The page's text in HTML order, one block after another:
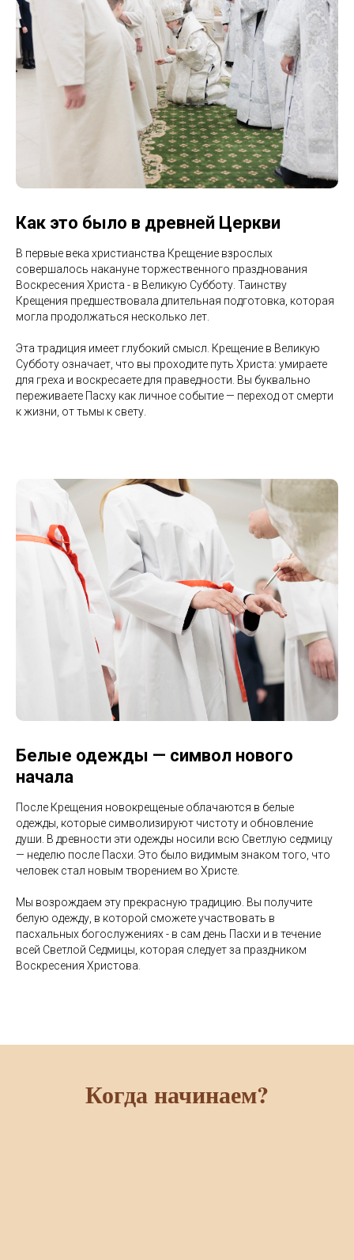
Как это было в древней Церкви
В первые века христианства Крещение взрослых
совершалось накануне торжественного празднования
Воскресения Христа - в Великую Субботу. Таинству
Крещения предшествовала длительная подготовка, которая
могла продолжаться несколько лет.
Эта традиция имеет глубокий смысл. Крещение в Великую
Субботу означает, что вы проходите путь Христа: умираете
для греха и воскресаете для праведности. Вы буквально
переживаете Пасху как личное событие — переход от смерти
к жизни, от тьмы к свету.
Белые одежды — символ нового
начала
После Крещения новокрещеные облачаются в белые
одежды, которые символизируют чистоту и обновление
души. В древности эти одежды носили всю Светлую седмицу
— неделю после Пасхи. Это было видимым знаком того, что
человек стал новым творением во Христе.
Мы возрождаем эту прекрасную традицию. Вы получите
белую одежду, в которой сможете участвовать в
пасхальных богослужениях - в сам день Пасхи и в течение
всей Светлой Седмицы, которая следует за праздником
Воскресения Христова.
Когда начинаем?